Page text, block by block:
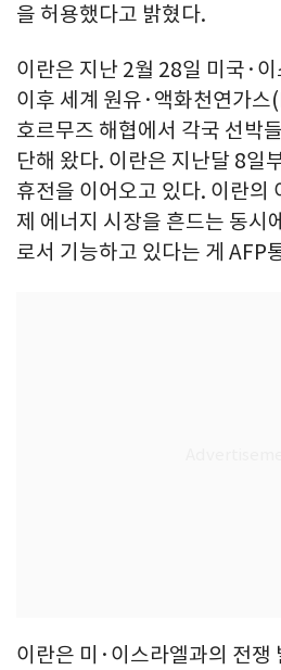
을 허용했다고 밝혔다.
이란은 지난 2월 28일 미국·
이후 세계 원유·액화천연가스
호르무즈 해협에서 각국 선박
단해 왔다. 이란은 지난달 8일
휴전을 이어오고 있다. 이란의
제 에너지 시장을 흔드는 동시
로서 기능하고 있다는 게 AFP
이란은 미·이스라엘과의 전쟁